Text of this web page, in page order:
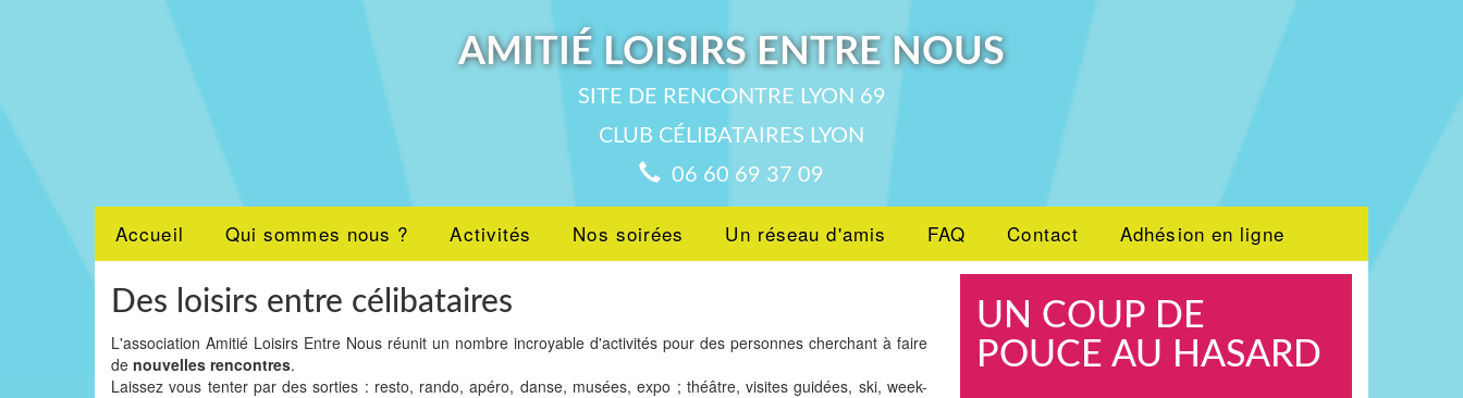
AMITIÉ LOISIRS ENTRE NOUS
SITE DE RENCONTRE LYON 69
CLUB CÉLIBATAIRES LYON
06 60 69 37 09
Accueil Qui sommes nous ? Activités Nos soirées Un réseau d'amis FAQ Contact Adhésion en ligne
Des loisirs entre célibataires
L'association Amitié Loisirs Entre Nous réunit un nombre incroyable d'activités pour des personnes cherchant à faire
de nouvelles rencontres.
Laissez vous tenter par des sorties : resto, rando, apéro, danse, musées, expo ; théâtre, visites guidées, ski, week-
UN COUP DE
POUCE AU HASARD